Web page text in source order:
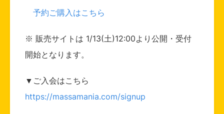
予約ご購入はこちら
※ 販売サイトは 1/13(土)12:00より公開・受付
開始となります。
▼ご入会はこちら
https://massamania.com/signup